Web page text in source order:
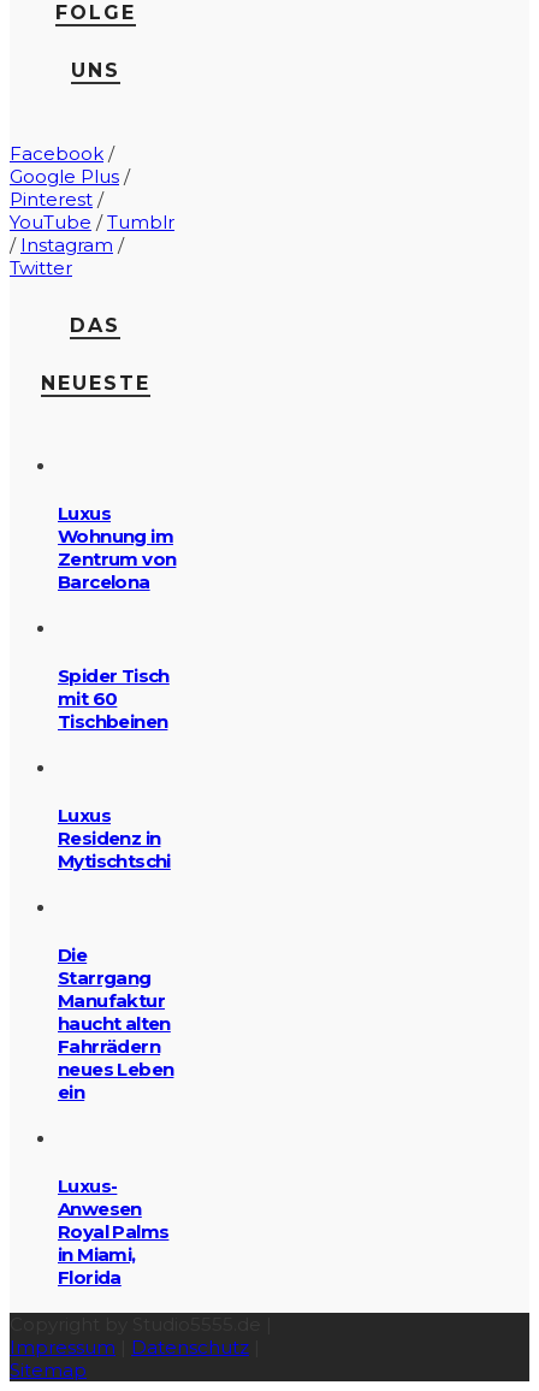
FOLGE
UNS
Facebook /
Google Plus /
Pinterest /
YouTube /Tumblr
/ Instagram /
Twitter
DAS
NEUESTE
Luxus
Wohnung im
Zentrum von
Barcelona
Spider Tisch
mit 60
Tischbeinen
Luxus
Residenz in
Mytischtschi
Die
Starrgang
Manufaktur
haucht alten
Fahrrädern
neues Leben
ein
Luxus-
Anwesen
Royal Palms
in Miami,
Florida
Impressum
Datenschutz
Sitemap